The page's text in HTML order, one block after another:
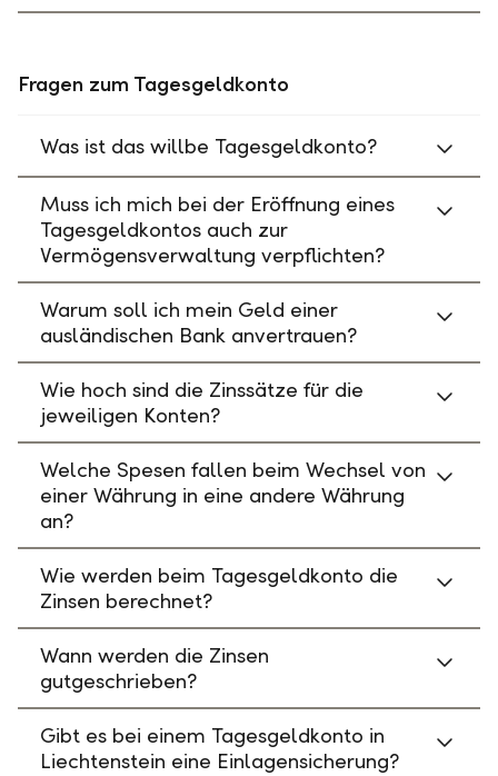
Fragen zum Tagesgeldkonto
Was ist das willbe Tagesgeldkonto?
Muss ich mich bei der Eröffnung eines
Tagesgeldkontos auch zur
Vermögensverwaltung verpflichten?
Warum soll ich mein Geld einer
ausländischen Bank anvertrauen?
Wie hoch sind die Zinssätze für die
jeweiligen Konten?
Welche Spesen fallen beim Wechsel von
einer Währung in eine andere Währung
an?
Wie werden beim Tagesgeldkonto die
Zinsen berechnet?
Wann werden die Zinsen
gutgeschrieben?
Gibt es bei einem Tagesgeldkonto in
Liechtenstein eine Einlagensicherung?